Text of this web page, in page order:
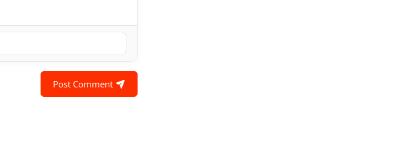
Post Comment